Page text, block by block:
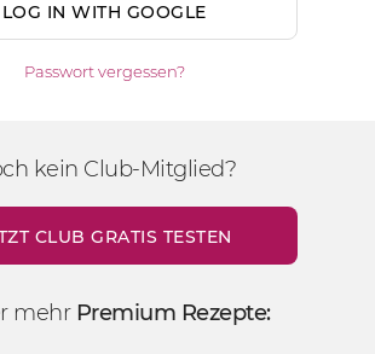
LOG IN WITH GOOGLE
Passwort vergessen?
kein Club-Mitglied?
CLUB GRATIS TESTEN
mehr Premium Rezepte: